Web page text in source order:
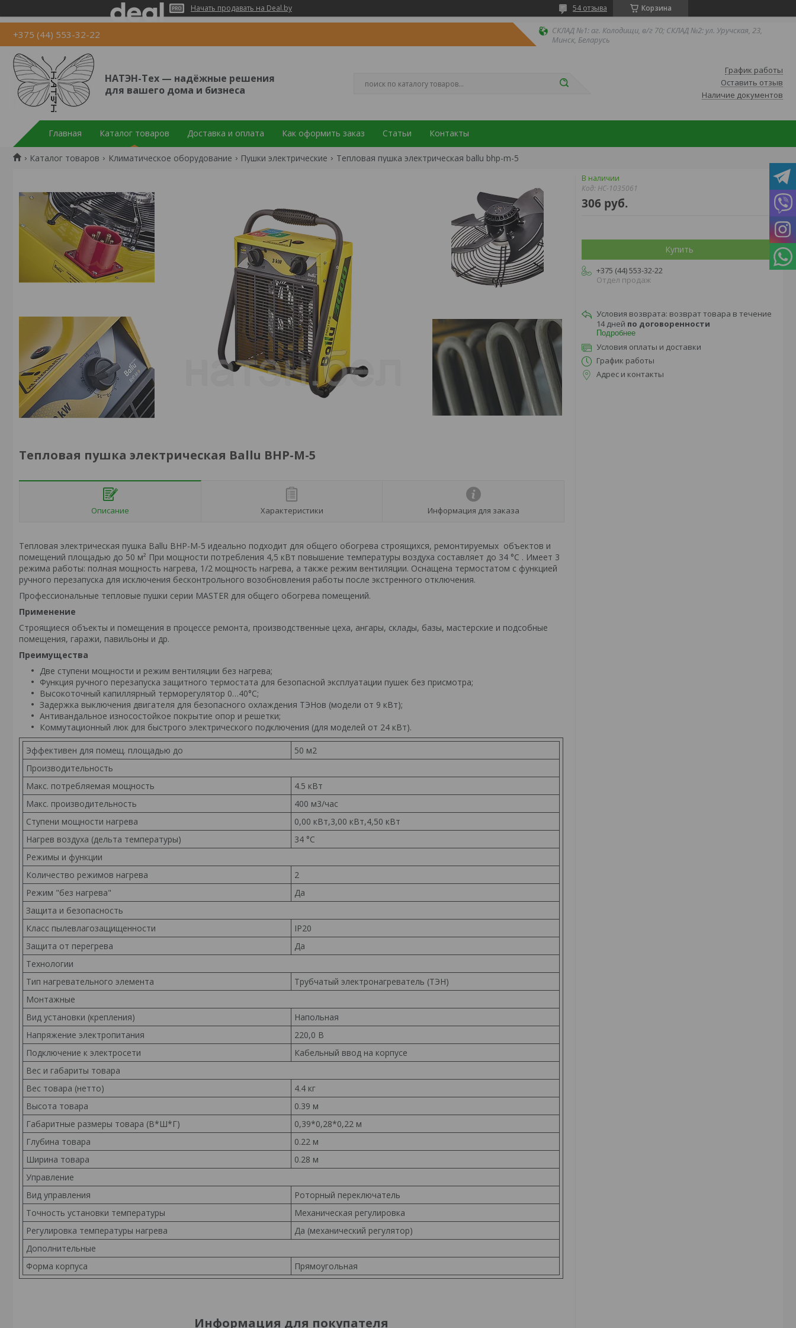
Начать продавать на Deal.by Корзина
54 отзыва
+375 (44) 553-32-22
СКЛАД №1: аг. Колодищи, в/г 70; СКЛАД №2: ул. Уручская, 23,
Минск, Беларусь
НАТЭН-Тех — надёжные решения
для вашего дома и бизнеса
График работы
Оставить отзыв
Наличие документов
Главная Каталог товаров Доставка и оплата Как оформить заказ Статьи Контакты
Каталог товаров Климатическое оборудование Пушки электрические Тепловая пушка электрическая ballu bhp-m-5
Тепловая пушка электрическая Ballu BHP-M-5
Описание Характеристики Информация для заказа
Тепловая электрическая пушка Ballu BHP-M-5 идеально подходит для общего обогрева строящихся, ремонтируемых объектов и
помещений площадью до 50 м² При мощности потребления 4,5 кВт повышение температуры воздуха составляет до 34 °C . Имеет 3
режима работы: полная мощность нагрева, 1/2 мощность нагрева, а также режим вентиляции. Оснащена термостатом с функцией
ручного перезапуска для исключения бесконтрольного возобновления работы после экстренного отключения.
Профессиональные тепловые пушки серии MASTER для общего обогрева помещений.
Применение
Строящиеся объекты и помещения в процессе ремонта, производственные цеха, ангары, склады, базы, мастерские и подсобные
помещения, гаражи, павильоны и др.
Преимущества
Две ступени мощности и режим вентиляции без нагрева;
Функция ручного перезапуска защитного термостата для безопасной эксплуатации пушек без присмотра;
Высокоточный капиллярный терморегулятор 0…40°С;
Задержка выключения двигателя для безопасного охлаждения ТЭНов (модели от 9 кВт);
Антивандальное износостойкое покрытие опор и решетки;
Коммутационный люк для быстрого электрического подключения (для моделей от 24 кВт).
Эффективен для помещ. площадью до
50 м2
Производительность
Макс. потребляемая мощность
4.5 кВт
Макс. производительность
400 м3/час
Ступени мощности нагрева
0,00 кВт,3,00 кВт,4,50 кВт
Нагрев воздуха (дельта температуры)
34 °С
Режимы и функции
Количество режимов нагрева
2
Режим "без нагрева"
Да
Защита и безопасность
Класс пылевлагозащищенности
IP20
Защита от перегрева
Да
Технологии
Тип нагревательного элемента
Трубчатый электронагреватель (ТЭН)
Монтажные
Вид установки (крепления)
Напольная
Напряжение электропитания
220,0 В
Подключение к электросети
Кабельный ввод на корпусе
Вес и габариты товара
Вес товара (нетто)
4.4 кг
Высота товара
0.39 м
Габаритные размеры товара (В*Ш*Г)
0,39*0,28*0,22 м
Глубина товара
0.22 м
Ширина товара
0.28 м
Управление
Вид управления
Роторный переключатель
Точность установки температуры
Механическая регулировка
Регулировка температуры нагрева
Да (механический регулятор)
Дополнительные
Форма корпуса
Прямоугольная
Информация для покупателя
В наличии
Код: НС-1035061
306 руб.
Купить
+375 (44) 553-32-22
Отдел продаж
возврат товара в течение
14 дней по договоренности
Подробнее
Условия оплаты и доставки
График работы
Адрес и контакты